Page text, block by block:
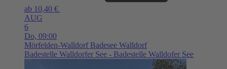
ab 10,40 €
AUG
6
Do, 09:00
Mörfelden-Walldorf Badesee Walldorf
Badestelle Walldorfer See - Badestelle Walldofer See